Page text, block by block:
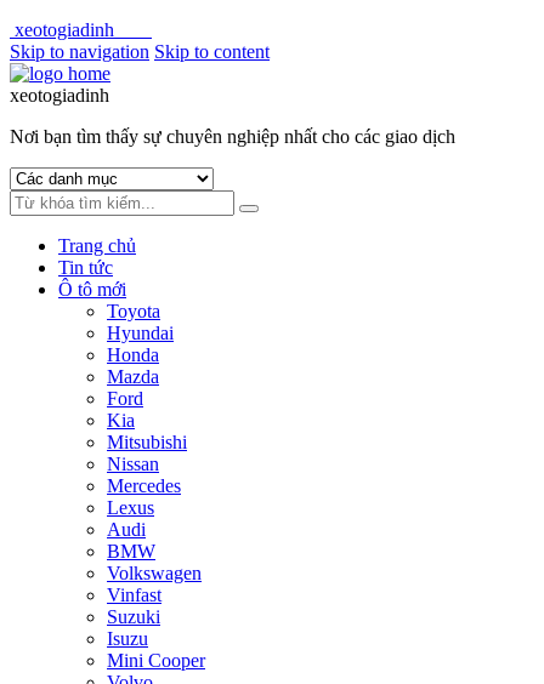
xeotogiadinh
Skip to navigation Skip to content
xeotogiadinh
Nơi bạn tìm thấy sự chuyên nghiệp nhất cho các giao dịch
Trang chủ
Tin tức
Ô tô mới
Toyota
Hyundai
Honda
Mazda
Ford
Kia
Mitsubishi
Nissan
Mercedes
Lexus
Audi
BMW
Volkswagen
Vinfast
Suzuki
Isuzu
Mini Cooper